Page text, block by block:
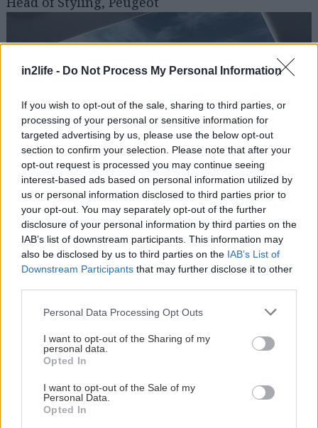
in2life - Do Not Process My Personal Information
If you wish to opt-out of the sale, sharing to third parties, or
processing of your personal or sensitive information for
targeted advertising by us, please use the below opt-out
section to confirm your selection. Please note that after your
opt-out request is processed you may continue seeing
interest-based ads based on personal information utilized by
us or personal information disclosed to third parties prior to
your opt-out. You may separately opt-out of the further
disclosure of your personal information by third parties on the
IAB’s list of downstream participants. This information may
also be disclosed by us to third parties on the IAB’s List of
Downstream Participants that may further disclose it to other
Please note that this website/app uses one or more Google
not limited to your visit or usage behaviour. You may click to
grant or deny consent to Google and its third-party tags to
use your data for below specified purposes in below Google
consent section.
Personal Data Processing Opt Outs
I want to opt-out of the Sharing of my
personal data.
Opted In
I want to opt-out of the Sale of my
Personal Data.
Opted In
Κάθε χρόνο, το International Automobile
Festival βραβεύει τις πιό ελκυστικές αυτοκινητικές
σχεδιαστικές καινοτομίες. Ο αρχιτέκτονας Jean-
Michel Wilmotte ηγείται μίας ομάδας ειδικών
κριτών, επιλεγμένων από όλον τον πλανήτη οι
οποίοι μάλιστα κατάγονται από χώρους εκτός
Η μοναδική αίσθηση οδήγησης, η κομψή σχεδίαση
και η απαράμιλλη ποιότητα, αποτελούν δέσμευση
συναισθήματα που προκαλεί κάθε μοντέλο της
Peugeot. Με παρουσία σε σχεδόν 160 χώρες και